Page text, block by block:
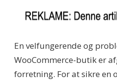
En velfungerende og
WooCommerce-butik er
forretning. For at sikre en